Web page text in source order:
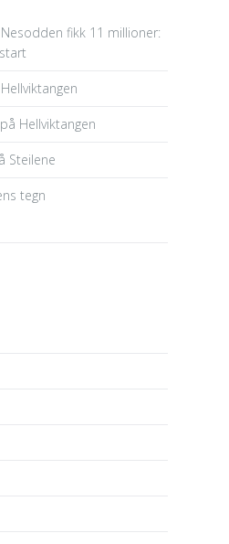
fikk 11 millioner:
Hellviktangen
Steilene
tegn